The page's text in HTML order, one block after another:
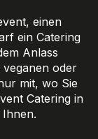
einen
ein Catering
Anlass
oder
mit, wo Sie
Catering in